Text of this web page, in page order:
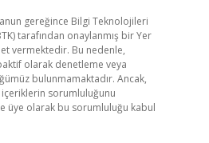
gereğince Bilgi Teknolojileri
tarafından onaylanmış bir Yer
vermektedir. Bu nedenle,
olarak denetleme veya
bulunmamaktadır. Ancak,
içeriklerin sorumluluğunu
üye olarak bu sorumluluğu kabul